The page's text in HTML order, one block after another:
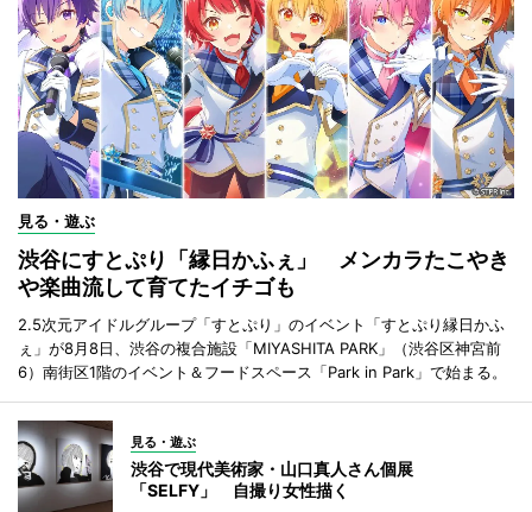
見る・遊ぶ
渋谷にすとぷり「縁日かふぇ」 メンカラたこやき
や楽曲流して育てたイチゴも
2.5次元アイドルグループ「すとぷり」のイベント「すとぷり縁日かふ
ぇ」が8月8日、渋谷の複合施設「MIYASHITA PARK」（渋谷区神宮前
6）南街区1階のイベント＆フードスペース「Park in Park」で始まる。
見る・遊ぶ
渋谷で現代美術家・山口真人さん個展
「SELFY」 自撮り女性描く